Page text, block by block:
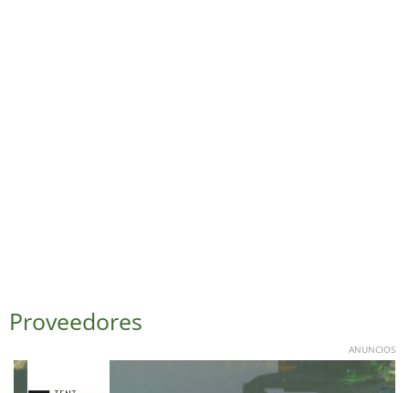
Proveedores
ANUNCIOS